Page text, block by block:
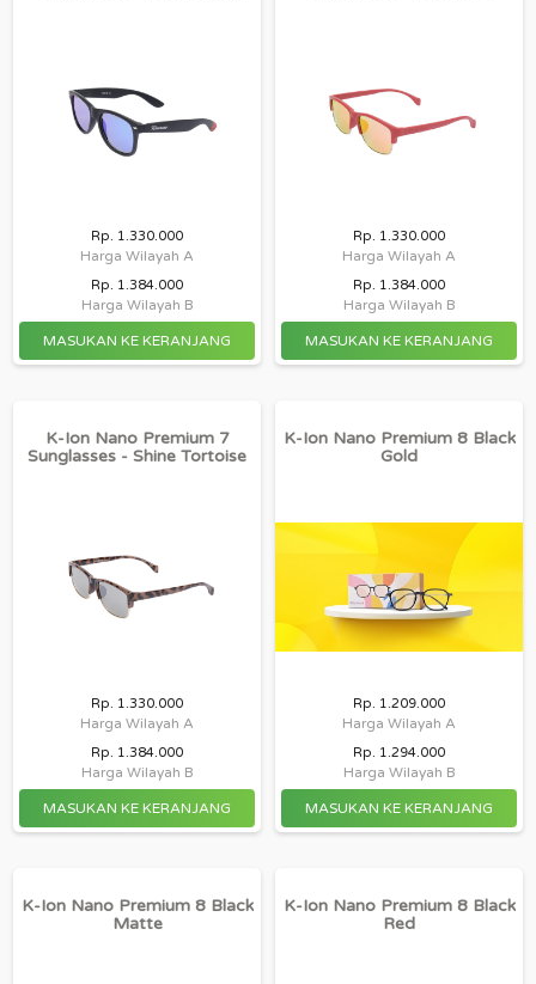
Rp. 1.330.000
Harga Wilayah A
Rp. 1.384.000
Harga Wilayah B
Rp. 1.330.000
Harga Wilayah A
Rp. 1.384.000
Harga Wilayah B
K-Ion Nano Premium 7
Sunglasses - Shine Tortoise
Rp. 1.330.000
Harga Wilayah A
Rp. 1.384.000
Harga Wilayah B
K-Ion Nano Premium 8 Black
Gold
Rp. 1.209.000
Harga Wilayah A
Rp. 1.294.000
Harga Wilayah B
K-Ion Nano Premium 8 Black
Matte
K-Ion Nano Premium 8 Black
Red